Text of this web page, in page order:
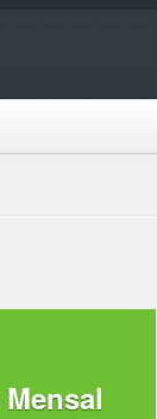
Mensal